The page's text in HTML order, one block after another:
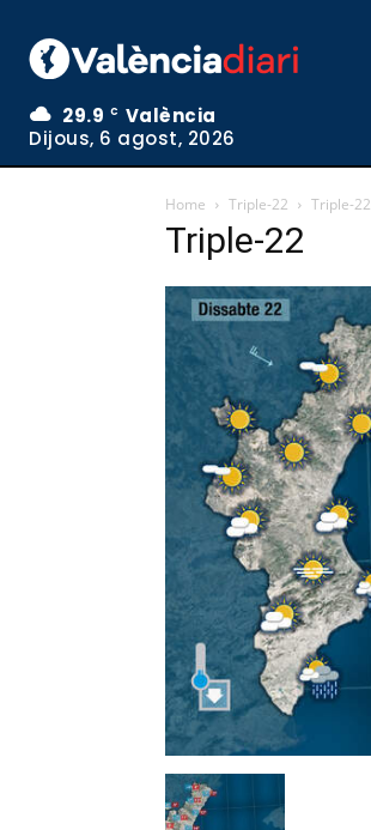
29.9 C
València
Dijous, 6 agost, 2026
Home Triple-22 Triple-22
Triple-22